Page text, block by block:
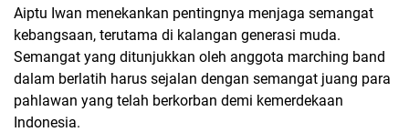
Aiptu Iwan menekankan pentingnya menjaga semangat
kebangsaan, terutama di kalangan generasi muda.
Semangat yang ditunjukkan oleh anggota marching band
dalam berlatih harus sejalan dengan semangat juang para
pahlawan yang telah berkorban demi kemerdekaan
Indonesia.